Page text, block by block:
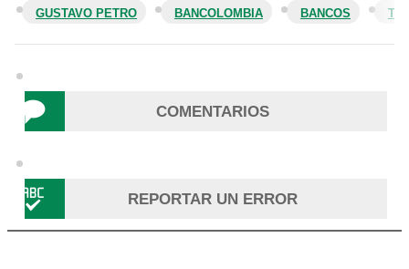
GUSTAVO PETRO BANCOLOMBIA BANCOS
COMENTARIOS
REPORTAR UN ERROR